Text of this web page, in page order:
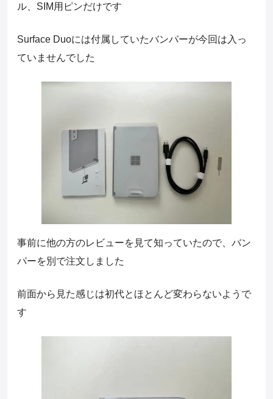
ル、SIM用ピンだけです
Surface Duoには付属していたバンパーが今回は入っ
ていませんでした
事前に他の方のレビューを見て知っていたので、バン
パーを別で注文しました
前面から見た感じは初代とほとんど変わらないようで
す